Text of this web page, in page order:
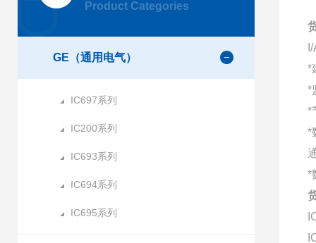
Product Categories
GE（通用电气）
IC697系列
IC200系列
IC693系列
IC694系列
IC695系列
*
*
*
*
*